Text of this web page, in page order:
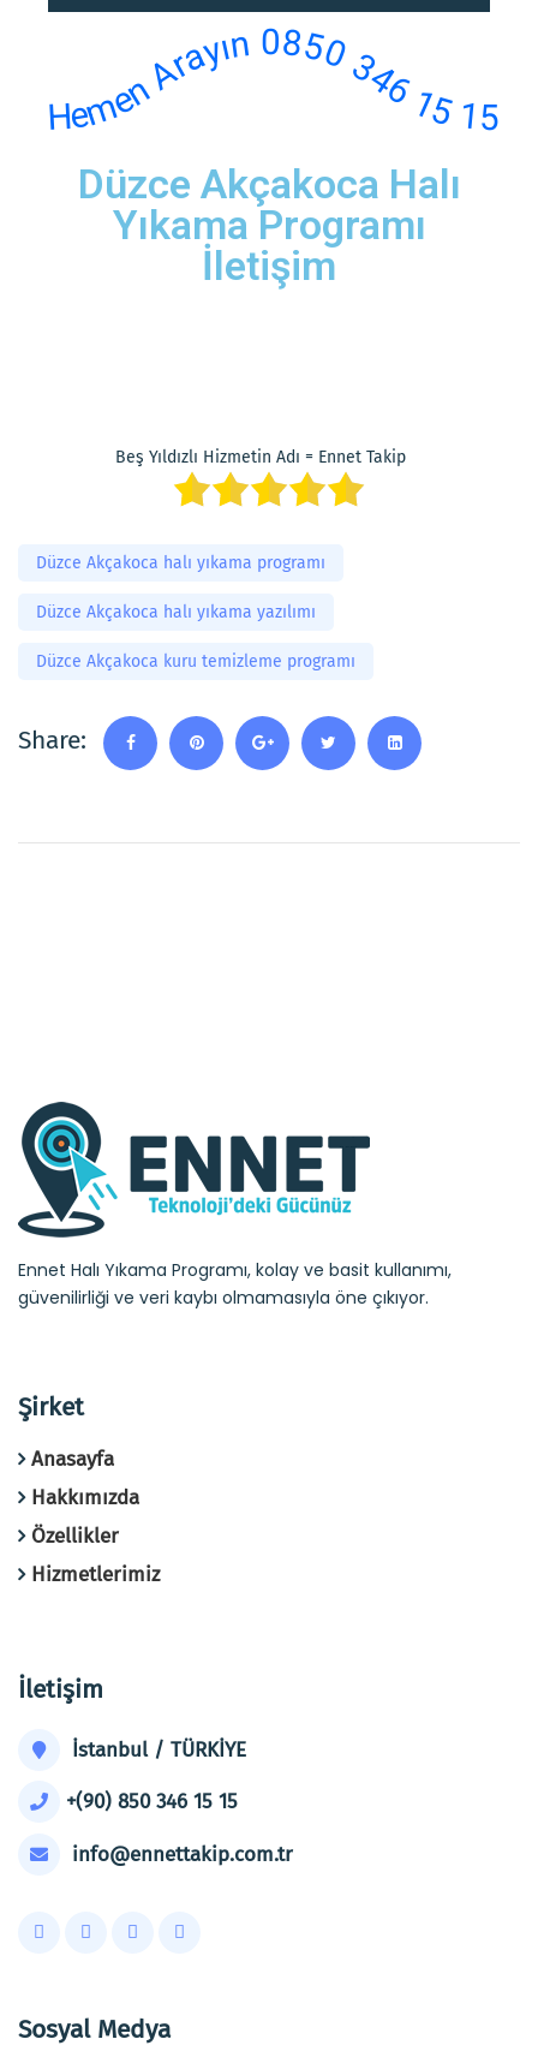
Hemen Arayın 0850 346 15 15
Düzce Akçakoca Halı
Yıkama Programı
İletişim
Beş Yıldızlı Hizmetin Adı = Ennet Takip
Düzce Akçakoca halı yıkama programı
Düzce Akçakoca halı yıkama yazılımı
Düzce Akçakoca kuru temizleme programı
Share:
Ennet Halı Yıkama Programı, kolay ve basit kullanımı,
güvenilirliği ve veri kaybı olmamasıyla öne çıkıyor.
Şirket
Anasayfa
Hakkımızda
Özellikler
Hizmetlerimiz
İletişim
İstanbul / TÜRKİYE
+(90) 850 346 15 15
info@ennettakip.com.tr
Sosyal Medya